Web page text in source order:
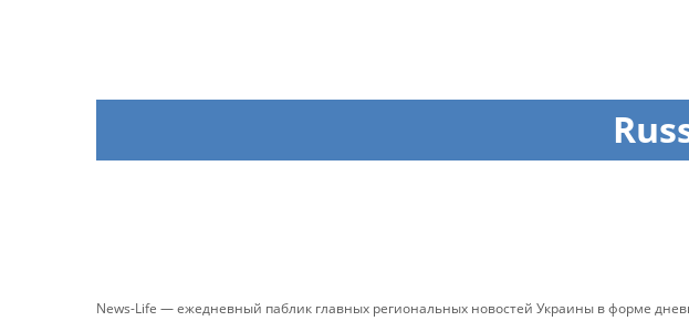
News-Life — ежедневный паблик главных региональных новостей Украины в форме